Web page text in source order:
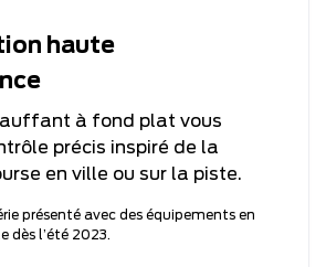
haute
à fond plat vous
précis inspiré de la
en ville ou sur la piste.
présenté avec des équipements en
dès l’été 2023.